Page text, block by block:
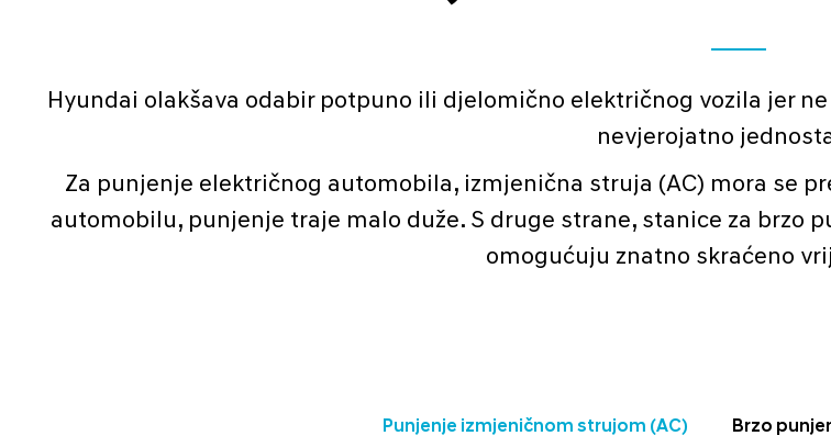
Hyundai olakšava odabir potpuno ili djelomično električnog vozila jer
nevjerojatno
Za punjenje električnog automobila, izmjenična struja (AC) mora se
automobilu, punjenje traje malo duže. S druge strane, stanice za
omogućuju znatno skraćeno
Punjenje izmjeničnom strujom (AC) Brzo